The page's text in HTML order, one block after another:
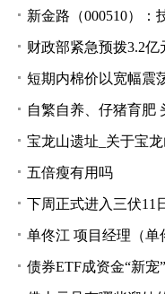
新金路（000510）：技术
财政部紧急预拨3.2
短期内棉价以宽幅震
自繁自养、仔猪育肥
宝龙山遗址_关于宝
五倍瘦有用吗
下周正式进入三伏11
单佟江 项目经理（单
债券ETF成资金“新